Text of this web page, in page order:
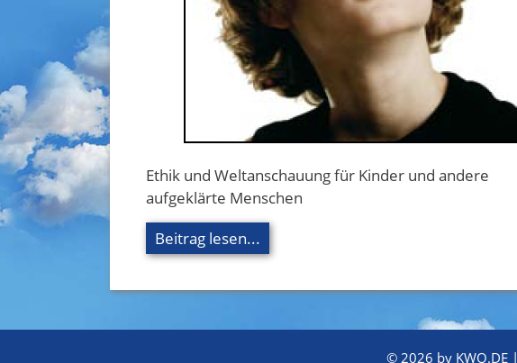
Ethik und Weltanschauung für Kinder und andere
aufgeklärte Menschen
Beitrag lesen...
© 2026 by KWQ.DE |